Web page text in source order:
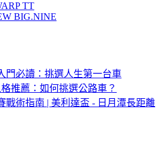
TT
BIG.NINE
門必讀：挑選人生第一台車
推薦：如何挑選公路車？
戰術指南 | 美利達盃 - 日月潭長距離